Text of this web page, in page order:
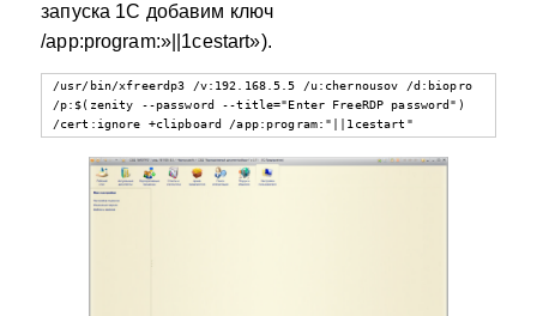
запуска 1С добавим ключ
/app:program:»||1cestart»).
/usr/bin/xfreerdp3 /v:192.168.5.5 /u:chernousov /d:biopro
/p:$(zenity --password --title="Enter FreeRDP password")
/cert:ignore +clipboard /app:program:"||1cestart"